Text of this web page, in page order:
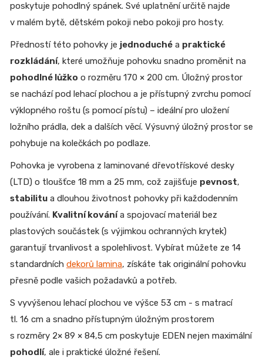
poskytuje pohodlný spánek. Své uplatnění určitě najde
v malém bytě, dětském pokoji nebo pokoji pro hosty.
Předností této pohovky je jednoduché a praktické
rozkládání, které umožňuje pohovku snadno proměnit na
pohodlné lůžko o rozměru 170 × 200 cm. Úložný prostor
se nachází pod lehací plochou a je přístupný zvrchu pomocí
výklopného roštu (s pomocí pístu) – ideální pro uložení
ložního prádla, dek a dalších věcí. Výsuvný úložný prostor se
pohybuje na kolečkách po podlaze.
Pohovka je vyrobena z laminované dřevotřískové desky
(LTD) o tloušťce 18 mm a 25 mm, což zajišťuje pevnost,
stabilitu a dlouhou životnost pohovky při každodenním
používání. Kvalitní kovánía spojovací materiál bez
plastových součástek (s výjimkou ochranných krytek)
garantují trvanlivost a spolehlivost. Vybírat můžete ze 14
standardních dekorů lamina, získáte tak originální pohovku
přesně podle vašich požadavků a potřeb.
S vyvýšenou lehací plochou ve výšce 53 cm - s matrací
tl. 16 cm a snadno přístupným úložným prostorem
s rozměry 2× 89 × 84,5 cm poskytuje EDEN nejen maximální
pohodlí, ale i praktické úložné řešení.